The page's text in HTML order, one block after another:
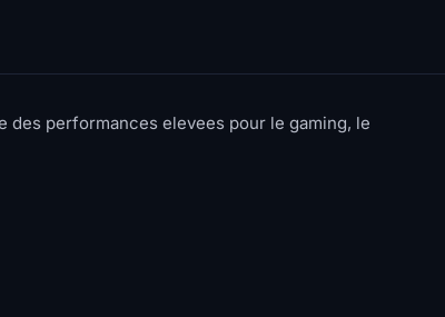
des performances elevees pour le gaming, le